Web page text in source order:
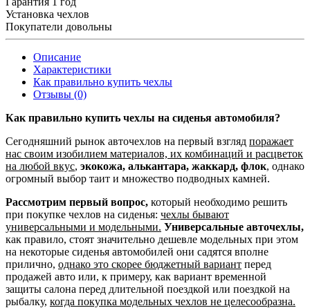
Установка чехлов
Покупатели довольны
Описание
Характеристики
Как правильно купить чехлы
Отзывы (0)
Как правильно купить чехлы на сиденья автомобиля?
Сегодняшний рынок авточехлов на первый взгляд поражает
нас своим изобилием материалов, их комбинаций и расцветок
на любой вкус, экокожа, алькантара, жаккард, флок, однако
огромный выбор таит и множество подводных камней.
Рассмотрим первый вопрос, который необходимо решить
при покупке чехлов на сиденья: чехлы бывают
универсальными и модельными. Универсальные авточехлы,
как правило, стоят значительно дешевле модельных при этом
на некоторые сиденья автомобилей они садятся вполне
прилично, однако это скорее бюджетный вариант перед
продажей авто или, к примеру, как вариант временной
защиты салона перед длительной поездкой или поездкой на
рыбалку, когда покупка модельных чехлов не целесообразна.